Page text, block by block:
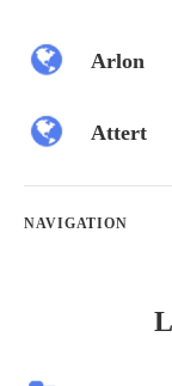
Arlon
Attert
NAVIGATION